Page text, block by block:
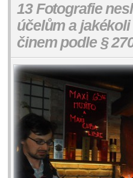
13 Fotografie
účelům a
činem podle §